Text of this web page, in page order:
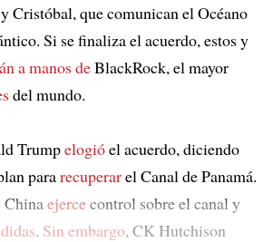
Cristóbal, que comunican el Océano
Si se finaliza el acuerdo, estos y
a manos deBlackRock, el mayor
del mundo.
Trumpelogióel acuerdo, diciendo
pararecuperarel Canal de Panamá.
China ejercecontrol sobre el canal y
. Sin embargo, CK Hutchison